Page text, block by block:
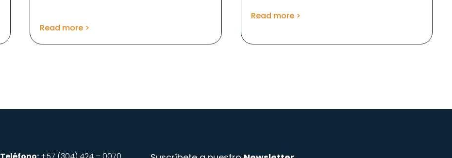
Read more >
Read more >